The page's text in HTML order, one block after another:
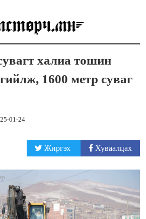
халиа тошин
1600 метр суваг
01-24
Жиргэх Хуваалцах